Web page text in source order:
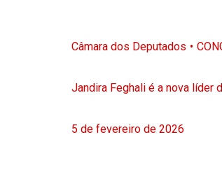
Câmara dos Deputados
Jandira Feghali é a nova líder
5 de fevereiro de 2026